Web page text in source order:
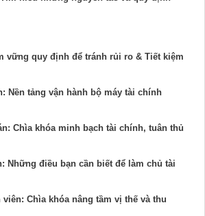
vững quy định để tránh rủi ro & Tiết kiệm
Nền tảng vận hành bộ máy tài chính
Chìa khóa minh bạch tài chính, tuân thủ
Những điều bạn cần biết để làm chủ tài
viên: Chìa khóa nâng tầm vị thế và thu